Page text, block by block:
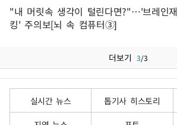
"내 머릿속 생각이 털린다면?"…'브레인재
킹' 주의보[뇌 속 컴퓨터③]
더보기 3/3
실시간 뉴스 톱기사 히스토리